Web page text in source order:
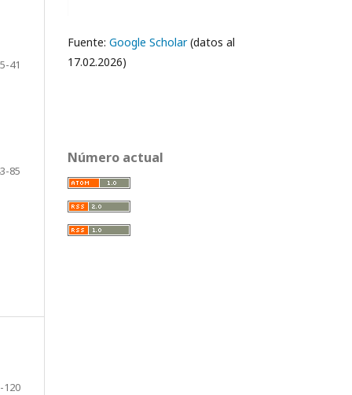
41
85
120
Fuente: Google Scholar(datos al
17.02.2026)
Número actual